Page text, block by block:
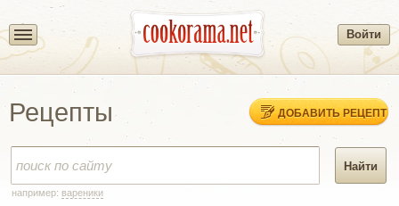
Войти
Рецепты ДОБАВИТЬ РЕЦЕПТ
например: вареники